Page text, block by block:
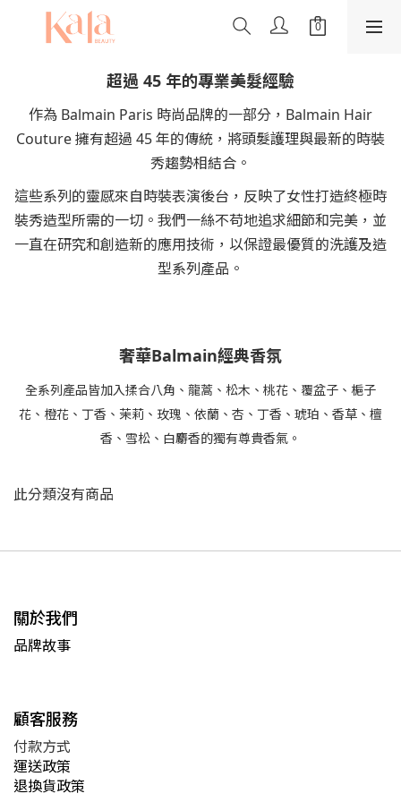
超過 45 年的專業美髮經驗
作為 Balmain Paris 時尚品牌的一部分，Balmain Hair
Couture 擁有超過 45 年的傳統，將頭髮護理與最新的時裝
秀趨勢相結合。
這些系列的靈感來自時裝表演後台，反映了女性打造終極時
裝秀造型所需的一切。我們一絲不苟地追求細節和完美，並
一直在研究和創造新的應用技術，以保證最優質的洗護及造
型系列產品。
奢華Balmain經典香氛
全系列產品皆加入揉合八角、龍蒿、松木、桃花、覆盆子、梔子
花、橙花、丁香、茉莉、玫瑰、依蘭、杏、丁香、琥珀、香草、檀
香、雪松、白麝香的獨有尊貴香氣。
此分類沒有商品
關於我們
品牌故事
顧客服務
付款方式
運送政策
退換貨政策